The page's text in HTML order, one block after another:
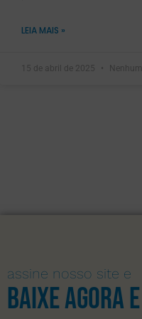
LEIA MAIS »
15 de abril de 2025
assine nosso site e
Baixe agora